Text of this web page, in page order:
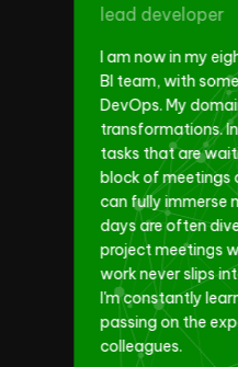
lead developer
I am now in my
BI team, with
DevOps. My
transformations.
tasks that are
block of meetings
can fully immerse
days are often
project meetings
work never slips
I'm constantly
passing on the
colleagues.